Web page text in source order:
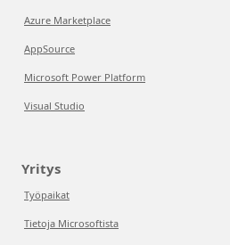
Azure Marketplace
AppSource
Microsoft Power Platform
Visual Studio
Yritys
Työpaikat
Tietoja Microsoftista